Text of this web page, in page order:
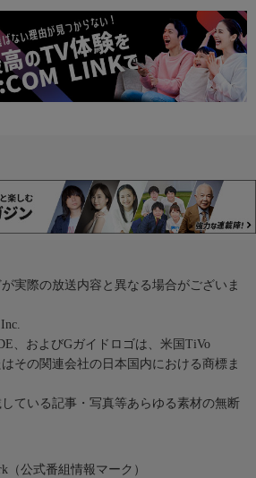
実際の放送内容と異なる場合がございま
、およびGガイドロゴは、米国TiVo
その関連会社の日本国内における商標ま
ている記事・写真等あらゆる素材の無断
（公式番組情報マーク）